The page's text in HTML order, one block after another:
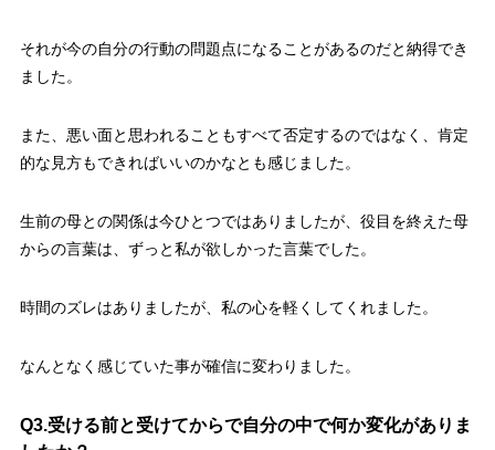
それが今の自分の行動の問題点になることがあるのだと納得でき
ました。
また、悪い面と思われることもすべて否定するのではなく、肯定
的な見方もできればいいのかなとも感じました。
生前の母との関係は今ひとつではありましたが、役目を終えた母
からの言葉は、ずっと私が欲しかった言葉でした。
時間のズレはありましたが、私の心を軽くしてくれました。
なんとなく感じていた事が確信に変わりました。
Q3.受ける前と受けてからで自分の中で何か変化がありま